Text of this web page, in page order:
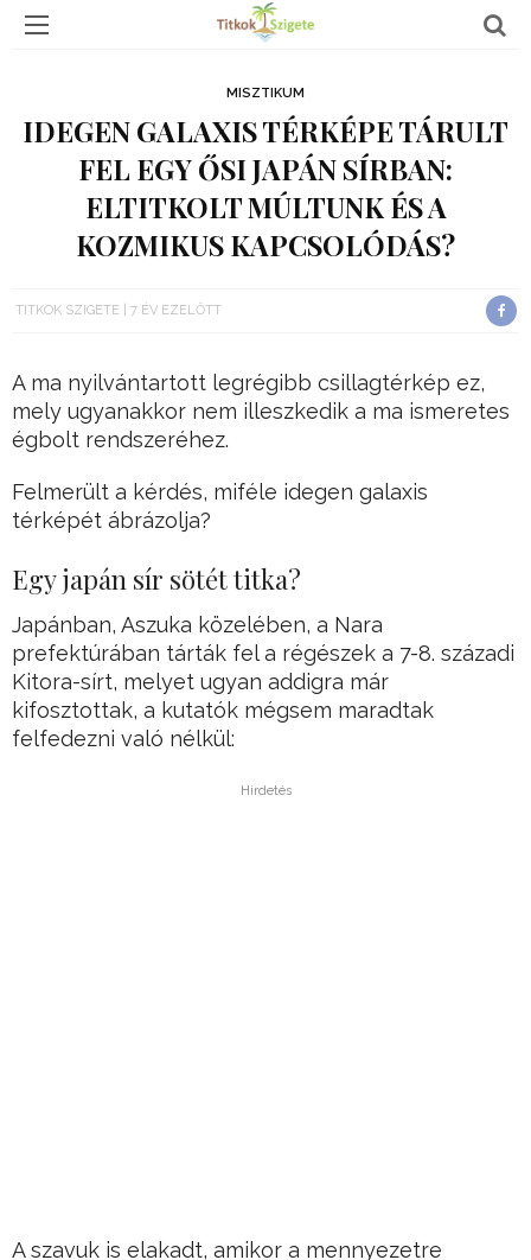
MISZTIKUM
IDEGEN GALAXIS TÉRKÉPE TÁRULT
FEL EGY ŐSI JAPÁN SÍRBAN:
ELTITKOLT MÚLTUNK ÉS A
KOZMIKUS KAPCSOLÓDÁS?
TITKOK SZIGETE 7 ÉV EZELŐTT
A ma nyilvántartott legrégibb csillagtérkép ez,
mely ugyanakkor nem illeszkedik a ma ismeretes
égbolt rendszeréhez.
Felmerült a kérdés, miféle idegen galaxis
térképét ábrázolja?
Egy japán sír sötét titka?
Japánban, Aszuka közelében, a Nara
prefektúrában tárták fel a régészek a 7-8. századi
Kitora-sírt, melyet ugyan addigra már
kifosztottak, a kutatók mégsem maradtak
felfedezni való nélkül:
Hirdetés
A szavuk is elakadt, amikor a mennyezetre